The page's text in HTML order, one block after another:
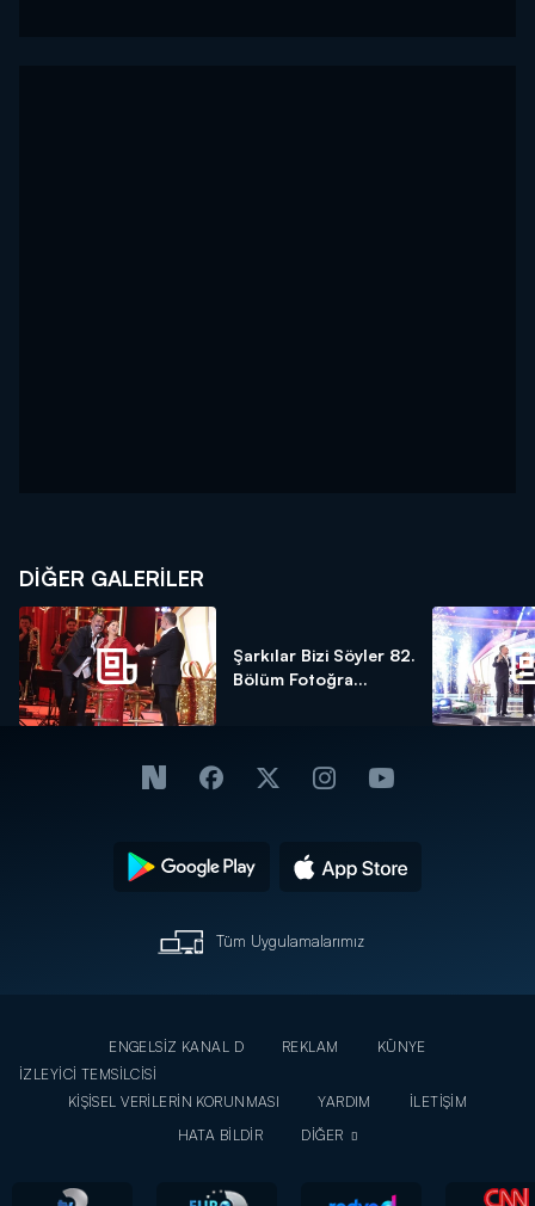
DİĞER GALERİLER
Şarkılar Bizi Söyler 82.
Bölüm Fotoğra...
Tüm Uygulamalarımız
ENGELSİZ KANAL D REKLAM
KÜNYE
İZLEYİCİ TEMSİLCİSİ
KİŞİSEL VERİLERİN KORUNMASI
YARDIM
İLETİŞİM
HATA BİLDİR
DİĞER